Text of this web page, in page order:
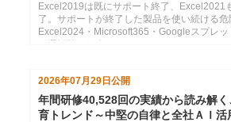
Excel2019は既にサポート終了、Excel2021
了。サポートが終了した製品を使い続ける危
Excel2024・Microsoft365・Googleスプレッ
2026年07月29日公開
年間研修40,528回の実績から読み解
育トレンド～中堅の自律と全社ＡＩ活